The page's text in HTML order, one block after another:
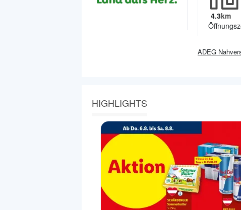
4.3km
ADEG
HIGHLIGHTS